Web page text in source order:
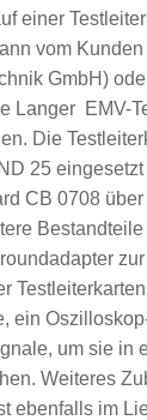
einer
vom
GmbH)
Langer EMV-
Die
25
CB 0708
ein
um sie in
Weiteres
ebenfalls im